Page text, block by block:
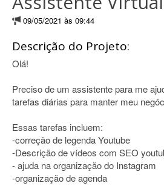
09/05/2021 às 09:44
Descrição do Projeto:
Olá!
Preciso de um assistente para me
tarefas diárias para manter meu
Essas tarefas incluem:
-correção de legenda Youtube
-Descrição de vídeos com SEO
- ajuda na organização do Instagram
-organização de agenda